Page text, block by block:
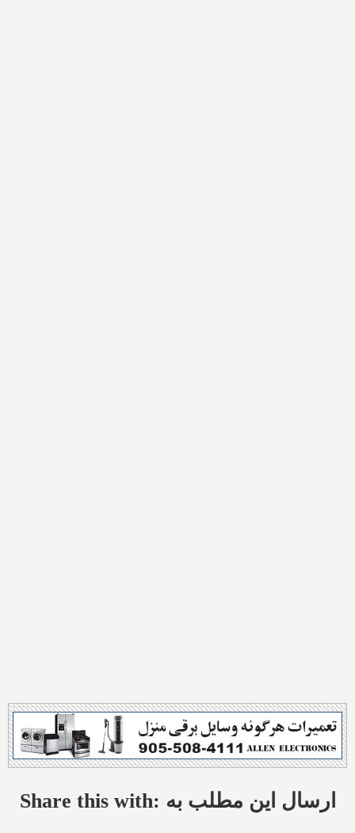
Share this with: ارسال این مطلب به